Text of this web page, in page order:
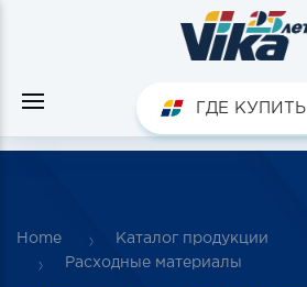
ГДЕ КУПИТЬ
Home
Каталог продукции
Расходные материалы